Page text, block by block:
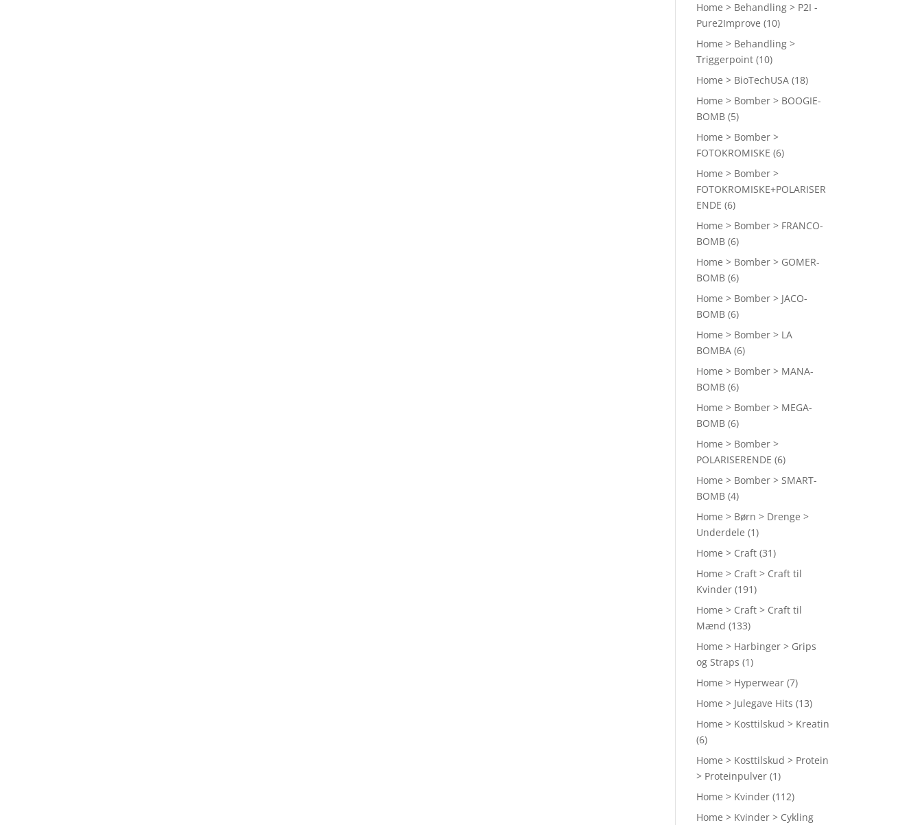
Home > Behandling > P2I -
Pure2Improve (10)
Home > Behandling >
Triggerpoint (10)
Home > BioTechUSA (18)
Home > Bomber > BOOGIE-
BOMB (5)
Home > Bomber >
FOTOKROMISKE (6)
Home > Bomber >
FOTOKROMISKE+POLARISER
ENDE (6)
Home > Bomber > FRANCO-
BOMB (6)
Home > Bomber > GOMER-
BOMB (6)
Home > Bomber > JACO-
BOMB (6)
Home > Bomber > LA
BOMBA (6)
Home > Bomber > MANA-
BOMB (6)
Home > Bomber > MEGA-
BOMB (6)
Home > Bomber >
POLARISERENDE (6)
Home > Bomber > SMART-
BOMB (4)
Home > Børn > Drenge >
Underdele (1)
Home > Craft (31)
Home > Craft > Craft til
Kvinder (191)
Home > Craft > Craft til
Mænd (133)
Home > Harbinger > Grips
og Straps (1)
Home > Hyperwear (7)
Home > Julegave Hits (13)
Home > Kosttilskud > Kreatin
(6)
Home > Kosttilskud > Protein
> Proteinpulver (1)
Home > Kvinder (112)
Home > Kvinder > Cykling